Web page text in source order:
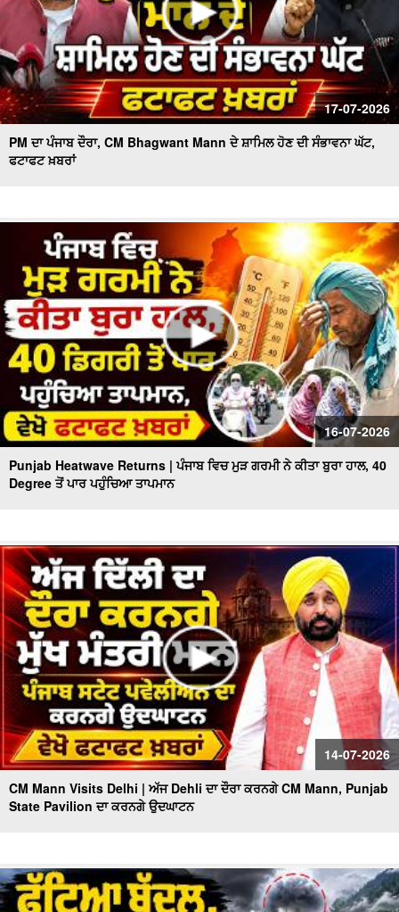
17-07-2026
PM ਦਾ ਪੰਜਾਬ ਦੌਰਾ, CM Bhagwant Mann ਦੇ ਸ਼ਾਮਿਲ ਹੋਣ ਦੀ ਸੰਭਾਵਨਾ ਘੱਟ,
ਫਟਾਫਟ ਖ਼ਬਰਾਂ
16-07-2026
Punjab Heatwave Returns | ਪੰਜਾਬ ਵਿਚ ਮੁੜ ਗਰਮੀ ਨੇ ਕੀਤਾ ਬੁਰਾ ਹਾਲ, 40
Degree ਤੋਂ ਪਾਰ ਪਹੁੰਚਿਆ ਤਾਪਮਾਨ
14-07-2026
CM Mann Visits Delhi | ਅੱਜ Dehli ਦਾ ਦੌਰਾ ਕਰਨਗੇ CM Mann, Punjab
State Pavilion ਦਾ ਕਰਨਗੇ ਉਦਘਾਟਨ